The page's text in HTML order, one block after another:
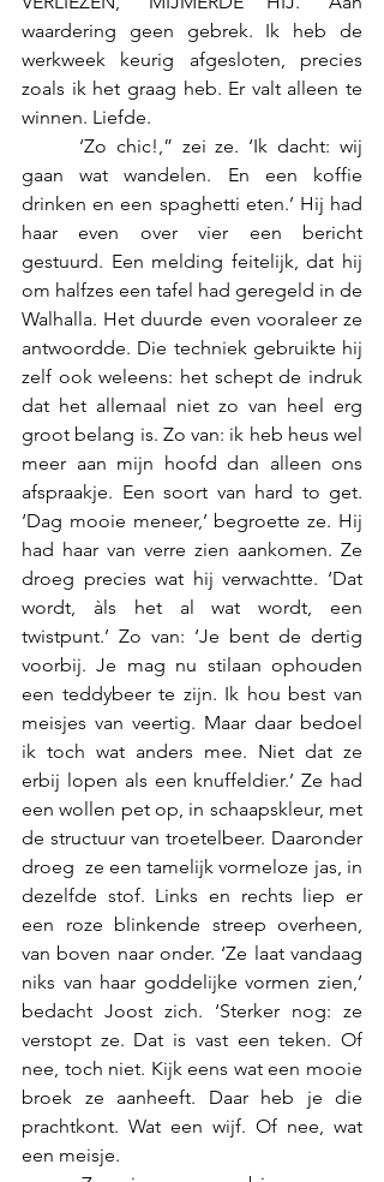
waardering geen gebrek. Ik heb de
werkweek keurig afgesloten, precies
zoals ik het graag heb. Er valt alleen te
winnen. Liefde.
gaan wat wandelen. En een koffie
drinken en een spaghetti eten.’ Hij had
haar even over vier een bericht
gestuurd. Een melding feitelijk, dat hij
om halfzes een tafel had geregeld in de
Walhalla. Het duurde even vooraleer ze
antwoordde. Die techniek gebruikte hij
zelf ook weleens: het schept de indruk
dat het allemaal niet zo van heel erg
groot belang is. Zo van: ik heb heus wel
meer aan mijn hoofd dan alleen ons
afspraakje. Een soort van hard to get.
‘Dag mooie meneer,’ begroette ze. Hij
had haar van verre zien aankomen. Ze
droeg precies wat hij verwachtte. ‘Dat
wordt, àls het al wat wordt, een
twistpunt.’ Zo van: ‘Je bent de dertig
voorbij. Je mag nu stilaan ophouden
een teddybeer te zijn. Ik hou best van
meisjes van veertig. Maar daar bedoel
ik toch wat anders mee. Niet dat ze
erbij lopen als een knuffeldier.’ Ze had
een wollen pet op, in schaapskleur, met
de structuur van troetelbeer. Daaronder
droeg  ze een tamelijk vormeloze jas, in
dezelfde stof. Links en rechts liep er
een roze blinkende streep overheen,
van boven naar onder. ‘Ze laat vandaag
niks van haar goddelijke vormen zien,’
bedacht Joost zich. ‘Sterker nog: ze
verstopt ze. Dat is vast een teken. Of
nee, toch niet. Kijk eens wat een mooie
broek ze aanheeft. Daar heb je die
prachtkont. Wat een wijf. Of nee, wat
een meisje.